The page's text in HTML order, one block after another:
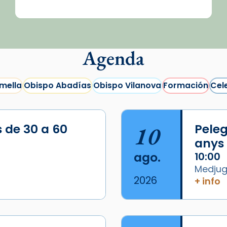
Agenda
Obispo AbadíasObispo VilanovaFormación
30 a 60 10
ago.
2026
10:00
+ info